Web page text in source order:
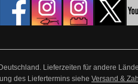
Lieferzeiten für andere
des Liefertermins siehe Versand &